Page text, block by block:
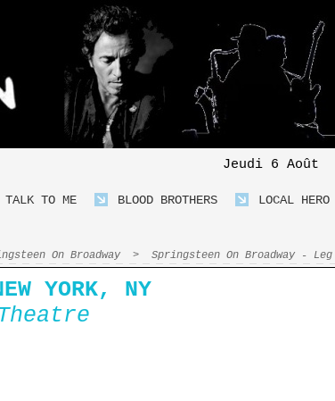
Jeudi 6 Août
TALK TO ME BLOOD BROTHERS LOCAL HERO
On Broadway > Springsteen On Broadway -
YORK, NY